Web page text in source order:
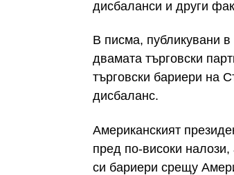
дисбаланси и други
В писма, публикувани
двамата търговски
търговски бариери на
дисбаланс.
Американският
пред по-високи
си бариери срещу